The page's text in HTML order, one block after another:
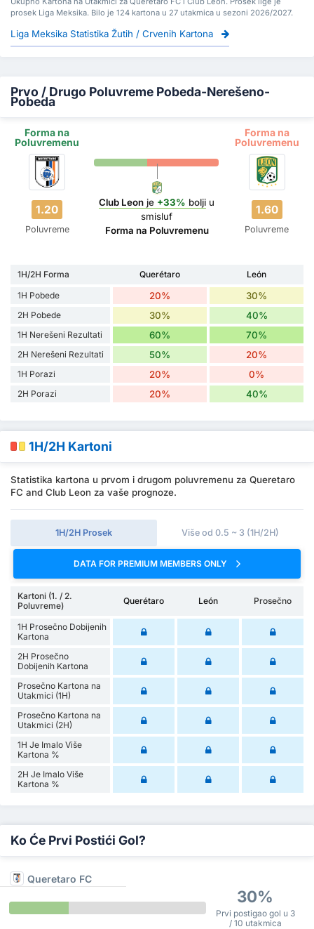
prosek Liga Meksika. Bilo je 124 kartona u 27 utakmica u sezoni 2026/2027.
Liga Meksika Statistika Žutih / Crvenih Kartona
Prvo / Drugo Poluvreme Pobeda-Nerešeno-
Pobeda
Forma na
Poluvremenu
Forma na
Poluvremenu
1.20
Poluvreme
Club Leon je +33% bolji u
smisluf
Forma na Poluvremenu
1.60
Poluvreme
1H/2H Forma Querétaro
León
1H Pobede
20% 30%
2H Pobede 30% 40%
1H Nerešeni Rezultati 60% 70%
2H Nerešeni Rezultati 50% 20%
1H Porazi 20% 0%
2H Porazi 20% 40%
1H/2H Kartoni
Statistika kartona u prvom i drugom poluvremenu za Queretaro
FC and Club Leon za vaše prognoze.
1H/2H Prosek Više od 0.5 ~ 3 (1H/2H)
DATA FOR PREMIUM MEMBERS ONLY
Kartoni (1. / 2.
Poluvreme)
Querétaro León Prosečno
1H Prosečno Dobijenih
Kartona
2H Prosečno
Dobijenih Kartona
Prosečno Kartona na
Utakmici (1H)
Prosečno Kartona na
Utakmici (2H)
1H Je Imalo Više
Kartona %
2H Je Imalo Više
Kartona %
Ko Će Prvi Postići Gol?
Queretaro FC
30%
Prvi postigao gol u 3
/ 10 utakmica